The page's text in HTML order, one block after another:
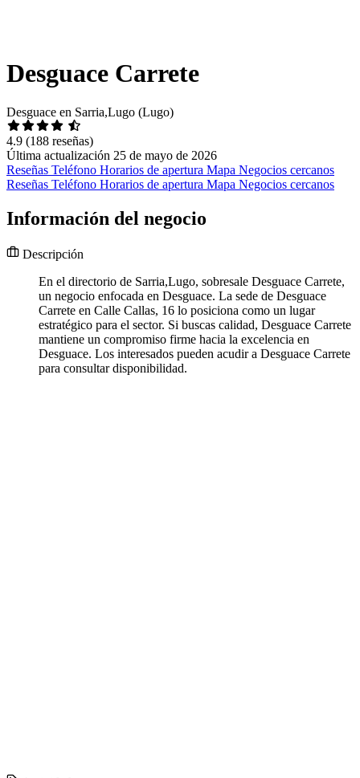
Desguace Carrete
Desguace en Sarria,Lugo (Lugo)
4.9 (188 reseñas)
Última actualización 25 de mayo de 2026
Reseñas Teléfono Horarios de apertura Mapa Negocios cercanos
Reseñas Teléfono Horarios de apertura Mapa Negocios cercanos
Información del negocio
Descripción
En el directorio de Sarria,Lugo, sobresale Desguace Carrete,
un negocio enfocada en Desguace. La sede de Desguace
Carrete en Calle Callas, 16 lo posiciona como un lugar
estratégico para el sector. Si buscas calidad, Desguace Carrete
mantiene un compromiso firme hacia la excelencia en
Desguace. Los interesados pueden acudir a Desguace Carrete
para consultar disponibilidad.